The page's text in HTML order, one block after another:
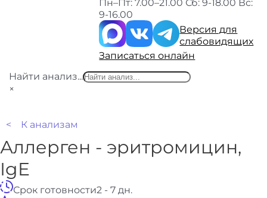
Пн–Пт: 7.00–21.00 Сб: 9-18.00 Вс:
9-16.00
Версия для
слабовидящих
Записаться онлайн
Найти анализ...
×
< К анализам
Аллерген - эритромицин,
IgE
Срок готовности2 - 7 дн.